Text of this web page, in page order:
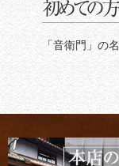
初めての
「音衛門」の